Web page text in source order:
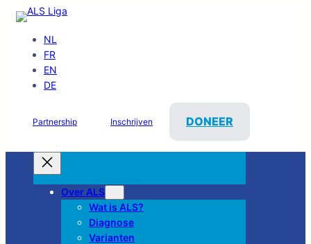
NL
FR
EN
DE
Partnership Inschrijven DONEER
Over ALS
Wat is ALS?
Diagnose
Varianten